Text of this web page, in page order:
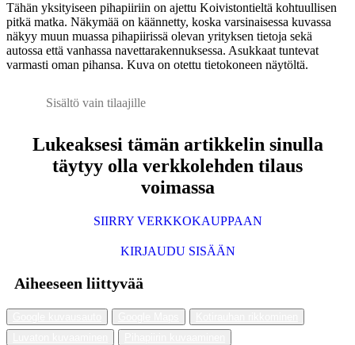
Tähän yksityiseen pihapiiriin on ajettu Koivistontieltä kohtuullisen
pitkä matka. Näkymää on käännetty, koska varsinaisessa kuvassa
näkyy muun muassa pihapiirissä olevan yrityksen tietoja sekä
autossa että vanhassa navettarakennuksessa. Asukkaat tuntevat
varmasti oman pihansa. Kuva on otettu tietokoneen näytöltä.
Sisältö vain tilaajille
Lukeaksesi tämän artikkelin sinulla
täytyy olla verkkolehden tilaus
voimassa
SIIRRY VERKKOKAUPPAAN
KIRJAUDU SISÄÄN
Aiheeseen liittyvää